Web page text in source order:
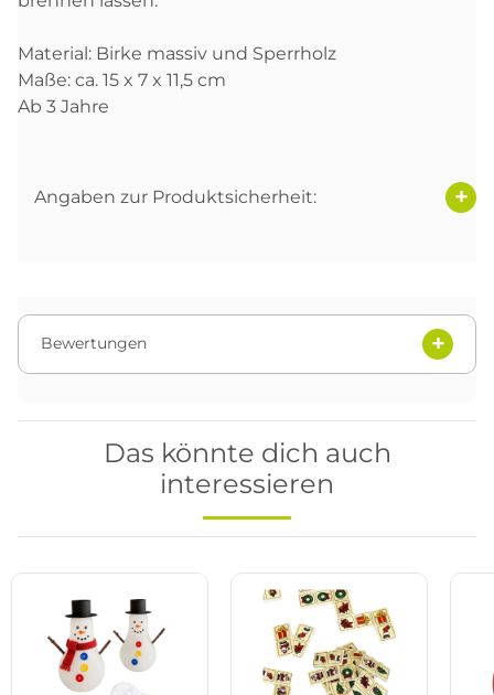
Material: Birke massiv und Sperrholz
Maße: ca. 15 x 7 x 11,5 cm
Ab 3 Jahre
Angaben zur Produktsicherheit:
Bewertungen
Das könnte dich auch
interessieren